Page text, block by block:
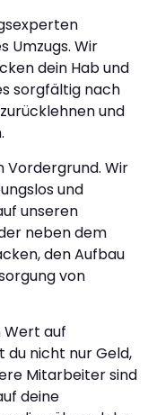
Umzugs. Wir
dein Hab und
sorgfältig nach
und
Vordergrund. Wir
und
unseren
neben dem
den Aufbau
von
Wert auf
du nicht nur Geld,
Mitarbeiter sind
deine